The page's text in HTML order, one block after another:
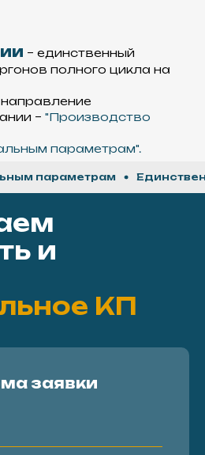
– единственный
полного цикла на
– "Производство
параметрам".
Единственные
и
КП
заявки